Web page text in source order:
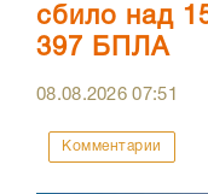
сбило над
397 БПЛА
08.08.202607:51
Комментарии